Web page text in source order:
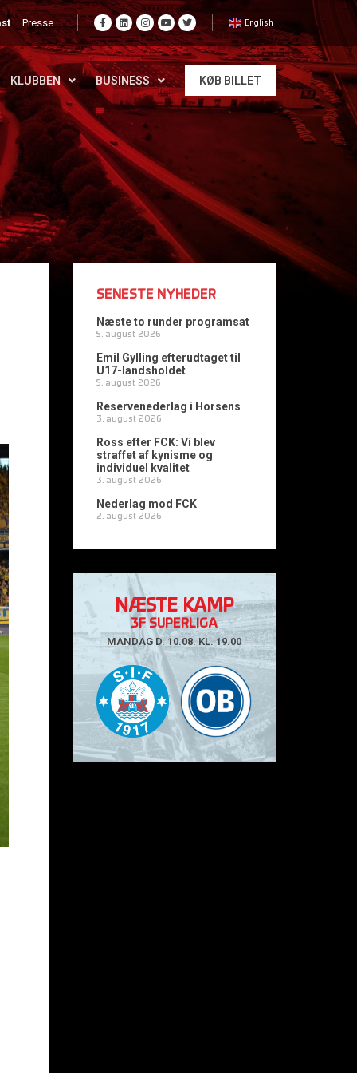
Presse English
KLUBBEN BUSINESS KØB BILLET
SENESTE NYHEDER
Næste to runder programsat
5. august 2026
Emil Gylling efterudtaget til
U17-landsholdet
5. august 2026
Reservenederlag i Horsens
3. august 2026
Ross efter FCK: Vi blev
straffet af kynisme og
individuel kvalitet
3. august 2026
Nederlag mod FCK
2. august 2026
NÆSTE KAMP
3F SUPERLIGA
MANDAG D. 10.08. KL. 19.00